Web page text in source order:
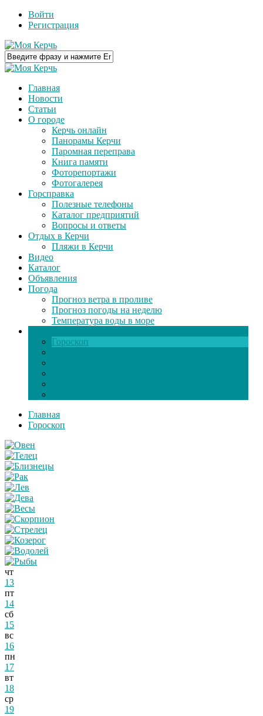
Войти
Регистрация
Главная
Новости
Статьи
О городе
Керчь онлайн
Панорамы Керчи
Паромная переправа
Книга памяти
Фоторепортажи
Фотогалерея
Горсправка
Полезные телефоны
Каталог предприятий
Вопросы и ответы
Отдых в Керчи
Пляжи в Керчи
Видео
Каталог
Объявления
Погода
Прогноз ветра в проливе
Прогноз погоды на неделю
Температура воды в море
Гороскоп
Главная
Гороскоп
чт
13
пт
14
сб
15
вс
16
пн
17
вт
18
ср
19